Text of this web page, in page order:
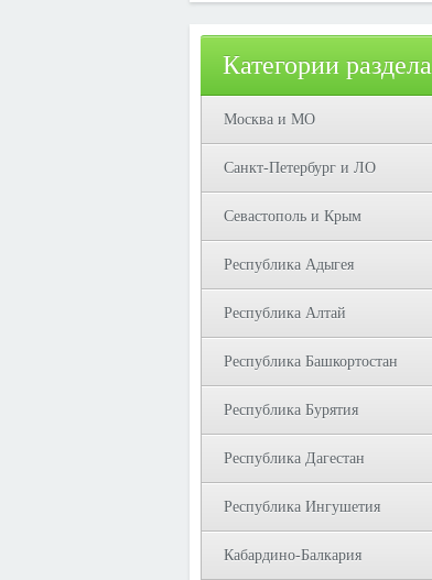
Категории раздела
Москва и МО
Санкт-Петербург и ЛО
Севастополь и Крым
Республика Адыгея
Республика Алтай
Республика Башкортостан
Республика Бурятия
Республика Дагестан
Республика Ингушетия
Кабардино-Балкария